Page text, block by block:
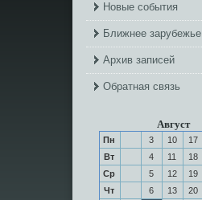
Новые события
Ближнее зарубежье
Архив записей
Обратная связь
Август
Пн 3 10 17
Вт
4 11 18
Ср
5 12 19
Чт
6 13 20